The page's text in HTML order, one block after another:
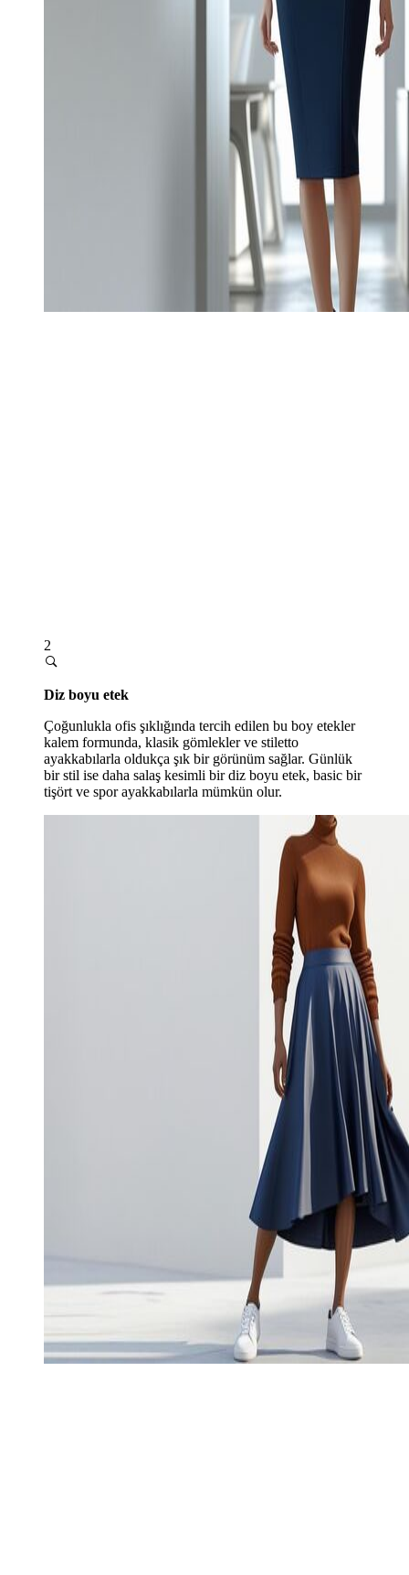
2
Diz boyu etek
Çoğunlukla ofis şıklığında tercih edilen bu boy etekler
kalem formunda, klasik gömlekler ve stiletto
ayakkabılarla oldukça şık bir görünüm sağlar. Günlük
bir stil ise daha salaş kesimli bir diz boyu etek, basic bir
tişört ve spor ayakkabılarla mümkün olur.